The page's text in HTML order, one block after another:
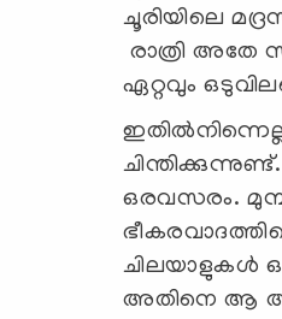
ചൂരിയിലെ
രാത്രി അതേ
ഏറ്റവും
ഒരവസരം.
ചിലയാളുകള്‍
അതിനെ ആ